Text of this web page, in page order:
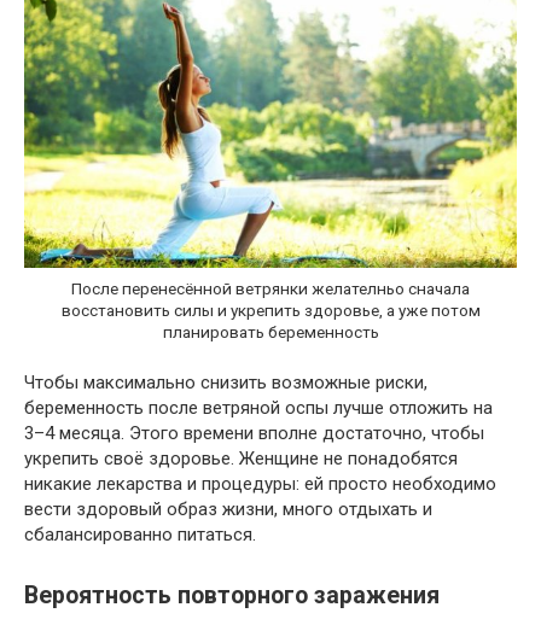
После перенесённой ветрянки желателньо сначала
восстановить силы и укрепить здоровье, а уже потом
планировать беременность
Чтобы максимально снизить возможные риски,
беременность после ветряной оспы лучше отложить на
3–4 месяца. Этого времени вполне достаточно, чтобы
укрепить своё здоровье. Женщине не понадобятся
никакие лекарства и процедуры: ей просто необходимо
вести здоровый образ жизни, много отдыхать и
сбалансированно питаться.
Вероятность повторного заражения